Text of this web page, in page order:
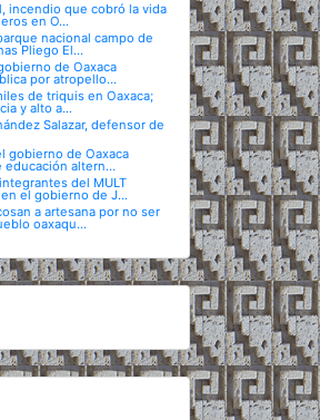
incendio que cobró la vida
en O...
nacional campo de
Pliego El...
de Oaxaca
por atropello...
de triquis en Oaxaca;
y alto a...
Salazar, defensor de
gobierno de Oaxaca
educación altern...
del MULT
el gobierno de J...
a artesana por no ser
oaxaqu...